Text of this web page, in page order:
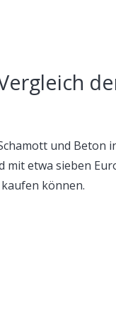
und Beton
mit etwa sieben
können.